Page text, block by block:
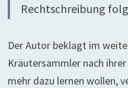
Rechtschreibung
Der Autor beklagt im
Kräutersammler nach
mehr dazu lernen wollen,